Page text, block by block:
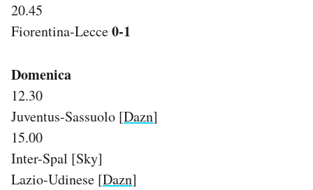
20.45
Fiorentina-Lecce0-1
Domenica
12.30
Juventus-Sassuolo [Dazn]
15.00
Inter-Spal [Sky]
Lazio-Udinese [Dazn]